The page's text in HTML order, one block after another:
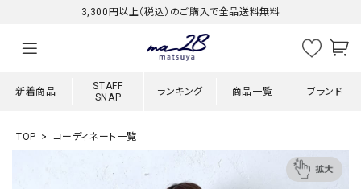
3,300円以上（税込）のご購入で全品送料無料
新着商品
STAFF
SNAP
ランキング 商品一覧 ブランド
TOP コーディネート一覧